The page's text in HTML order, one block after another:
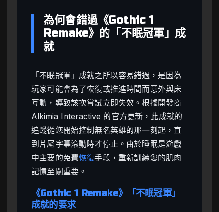
為何會錯過《Gothic 1
Remake》的「不眠冠軍」成
就
「不眠冠軍」成就之所以容易錯過，是因為
玩家可能會為了恢復或推進時間而意外與床
互動，導致該次嘗試立即失效。根據開發商
Alkimia Interactive 的官方更新，此成就的
追蹤從您開始控制無名英雄的那一刻起，直
到片尾字幕滾動時才停止。由於睡眠是遊戲
中主要的免費恢復手段，重新訓練您的肌肉
記憶至關重要。
《Gothic 1 Remake》「不眠冠軍」
成就的要求